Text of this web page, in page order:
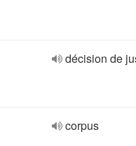
décision de
corpus